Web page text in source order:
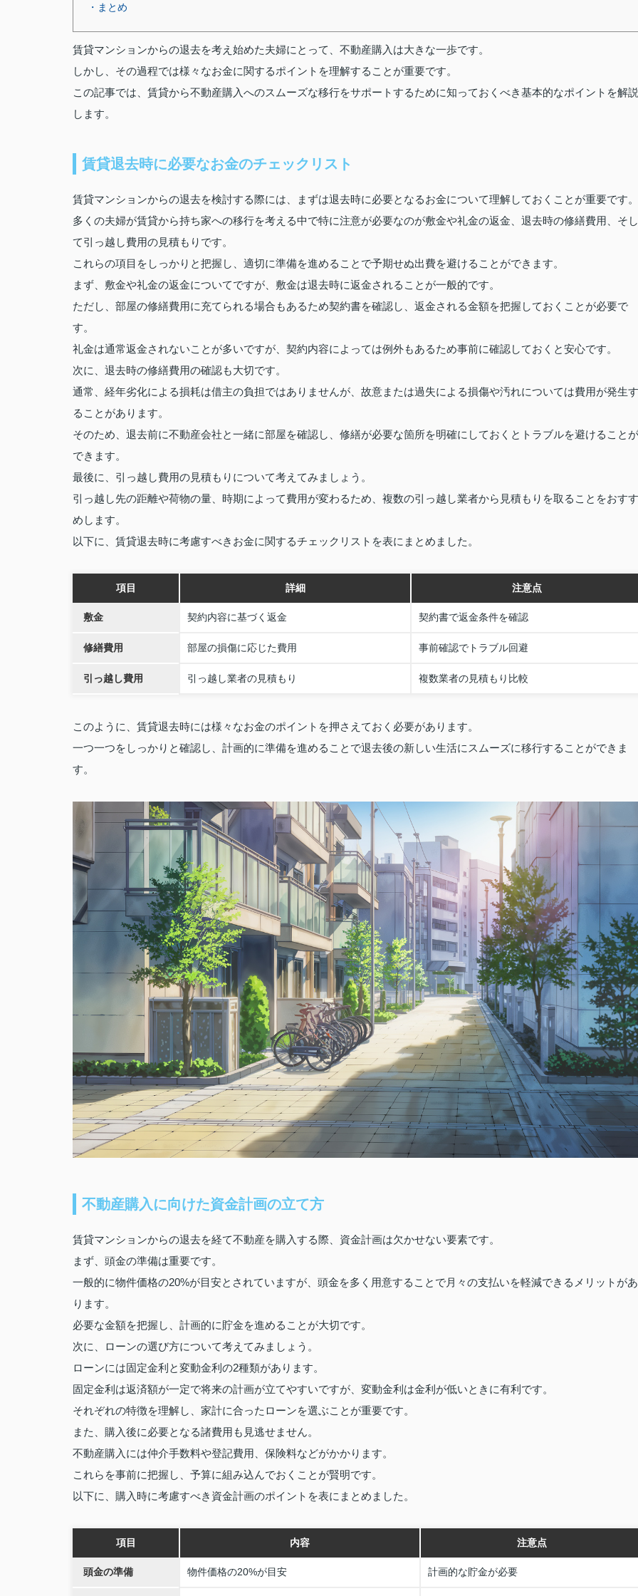
・まとめ
賃貸マンションからの退去を考え始めた夫婦にとって、不動産購入は大きな一歩です。
しかし、その過程では様々なお金に関するポイントを理解することが重要です。
この記事では、賃貸から不動産購入へのスムーズな移行をサポートするために知っておくべき基本的なポイントを解説
します。
賃貸退去時に必要なお金のチェックリスト
賃貸マンションからの退去を検討する際には、まずは退去時に必要となるお金について理解しておくことが重要です。
多くの夫婦が賃貸から持ち家への移行を考える中で特に注意が必要なのが敷金や礼金の返金、退去時の修繕費用、そし
て引っ越し費用の見積もりです。
これらの項目をしっかりと把握し、適切に準備を進めることで予期せぬ出費を避けることができます。
まず、敷金や礼金の返金についてですが、敷金は退去時に返金されることが一般的です。
ただし、部屋の修繕費用に充てられる場合もあるため契約書を確認し、返金される金額を把握しておくことが必要で
す。
礼金は通常返金されないことが多いですが、契約内容によっては例外もあるため事前に確認しておくと安心です。
次に、退去時の修繕費用の確認も大切です。
通常、経年劣化による損耗は借主の負担ではありませんが、故意または過失による損傷や汚れについては費用が発生す
ることがあります。
そのため、退去前に不動産会社と一緒に部屋を確認し、修繕が必要な箇所を明確にしておくとトラブルを避けることが
できます。
最後に、引っ越し費用の見積もりについて考えてみましょう。
引っ越し先の距離や荷物の量、時期によって費用が変わるため、複数の引っ越し業者から見積もりを取ることをおすす
めします。
以下に、賃貸退去時に考慮すべきお金に関するチェックリストを表にまとめました。
項目 詳細 注意点
敷金 契約内容に基づく返金 契約書で返金条件を確認
修繕費用 部屋の損傷に応じた費用 事前確認でトラブル回避
引っ越し費用 引っ越し業者の見積もり 複数業者の見積もり比較
このように、賃貸退去時には様々なお金のポイントを押さえておく必要があります。
一つ一つをしっかりと確認し、計画的に準備を進めることで退去後の新しい生活にスムーズに移行することができま
す。
不動産購入に向けた資金計画の立て方
賃貸マンションからの退去を経て不動産を購入する際、資金計画は欠かせない要素です。
まず、頭金の準備は重要です。
一般的に物件価格の20%が目安とされていますが、頭金を多く用意することで月々の支払いを軽減できるメリットがあ
ります。
必要な金額を把握し、計画的に貯金を進めることが大切です。
次に、ローンの選び方について考えてみましょう。
ローンには固定金利と変動金利の2種類があります。
固定金利は返済額が一定で将来の計画が立てやすいですが、変動金利は金利が低いときに有利です。
それぞれの特徴を理解し、家計に合ったローンを選ぶことが重要です。
また、購入後に必要となる諸費用も見逃せません。
不動産購入には仲介手数料や登記費用、保険料などがかかります。
これらを事前に把握し、予算に組み込んでおくことが賢明です。
以下に、購入時に考慮すべき資金計画のポイントを表にまとめました。
項目 内容 注意点
頭金の準備 物件価格の20%が目安 計画的な貯金が必要